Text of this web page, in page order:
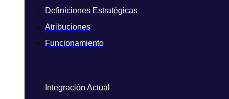
Definiciones Estratégicas
Atribuciones
Funcionamiento
Integración Actual